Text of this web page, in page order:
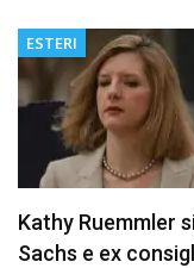
ESTERI
Kathy Ruemmler
Sachs e ex